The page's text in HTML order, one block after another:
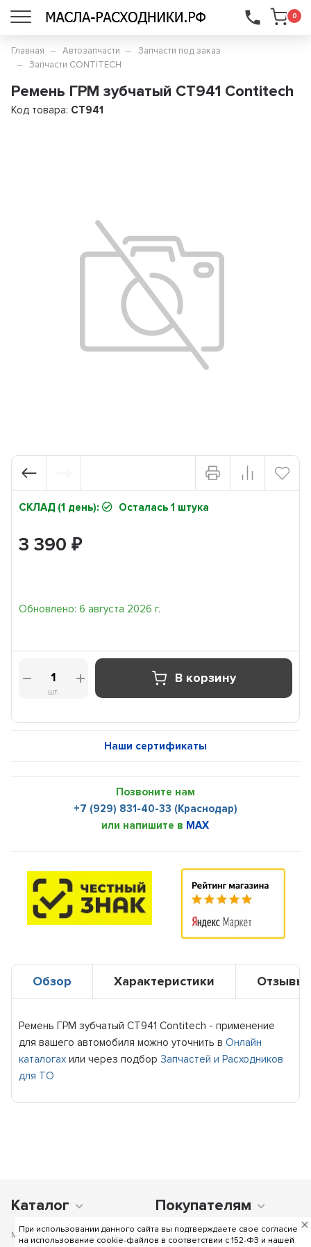
При использовании данного сайта вы подтверждаете свое согласие
на использование cookie-файлов в соответствии c 152-ФЗ и нашей
0
...
Главная Автозапчасти
Запчасти под заказ
Запчасти CONTITECH
Ремень ГРМ зубчатый CT941 Contitech
Код товара: CT941
СКЛАД (1 день): Осталась 1 штука
3 390₽
Обновлено: 6 августа 2026 г.
шт.
В корзину
Наши сертификаты
Позвоните нам
+7 (929) 831-40-33 (Краснодар)
или напишите в MAX
Обзор Характеристики Отзывы
Ремень ГРМ зубчатый CT941 Contitech - применение
для вашего автомобиля можно уточнить вОнлайн
каталогах или через подбор Запчастей и Расходников
для ТО
Каталог Покупателям
Мы получаем и обрабатываем персональные данные посетителей